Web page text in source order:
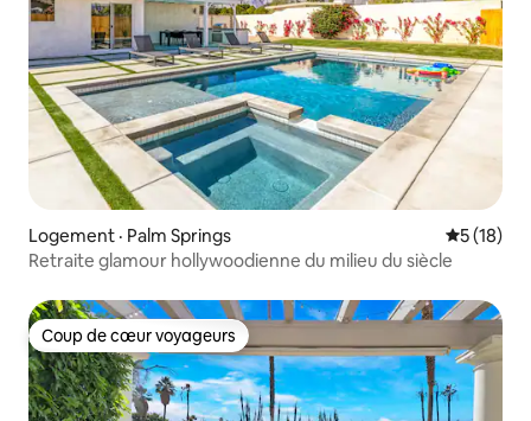
Logement · Palm Springs Note
5 (18)
Retraite glamour hollywoodienne du milieu du siècle
Coup de cœur voyageurs
Coup de cœur voyageurs